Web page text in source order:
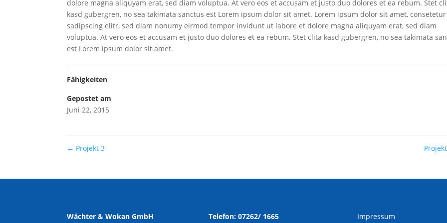
dolore magna aliquyam erat, sed diam voluptua. At vero eos et accusam et justo duo dolores et ea rebum. Stet
kasd gubergren, no sea takimata sanctus est Lorem ipsum dolor sit amet. Lorem ipsum dolor sit amet, consetetur
sadipscing elitr, sed diam nonumy eirmod tempor invidunt ut labore et dolore magna aliquyam erat, sed diam
voluptua. At vero eos et accusam et justo duo dolores et ea rebum. Stet clita kasd gubergren, no sea takimata
est Lorem ipsum dolor sit amet.
Fähigkeiten
Gepostet am
Juni 22, 2015
← Projekt 3
Wächter & Wokan GmbH Telefon: 07262/ 1665 Impressum